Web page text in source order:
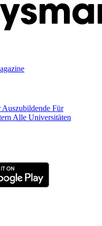
Auszubildende Für
Alle Universitäten